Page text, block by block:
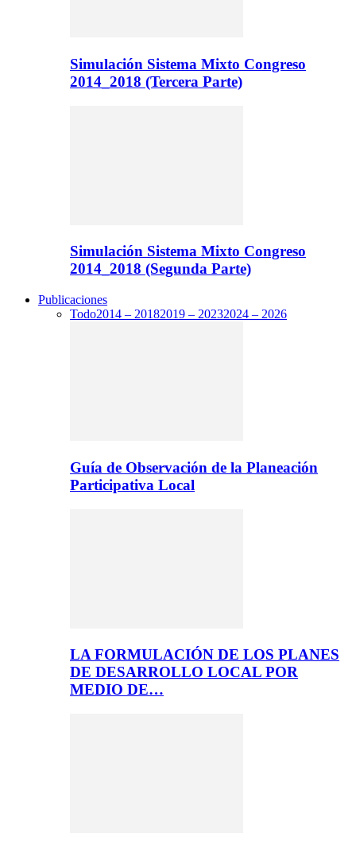
Simulación Sistema Mixto Congreso
2014_2018 (Tercera Parte)
Simulación Sistema Mixto Congreso
2014_2018 (Segunda Parte)
Publicaciones
Todo2014 – 20182019 – 20232024 – 2026
Guía de Observación de la Planeación
Participativa Local
LA FORMULACIÓN DE LOS PLANES
DE DESARROLLO LOCAL POR
MEDIO DE…